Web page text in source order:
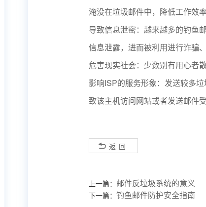
淹没在垃圾邮件中，降低工作效率
导致信息泄密：越来越多的钓鱼
信息泄露，进而被利用进行诈骗
危害现实社会：少数别有用心者
影响ISP的服务形象：发送较多
致该主机访问网站或者发送邮件受
返回
上一篇： 邮件反垃圾系统的意义
下一篇： 钓鱼邮件防护安全指南